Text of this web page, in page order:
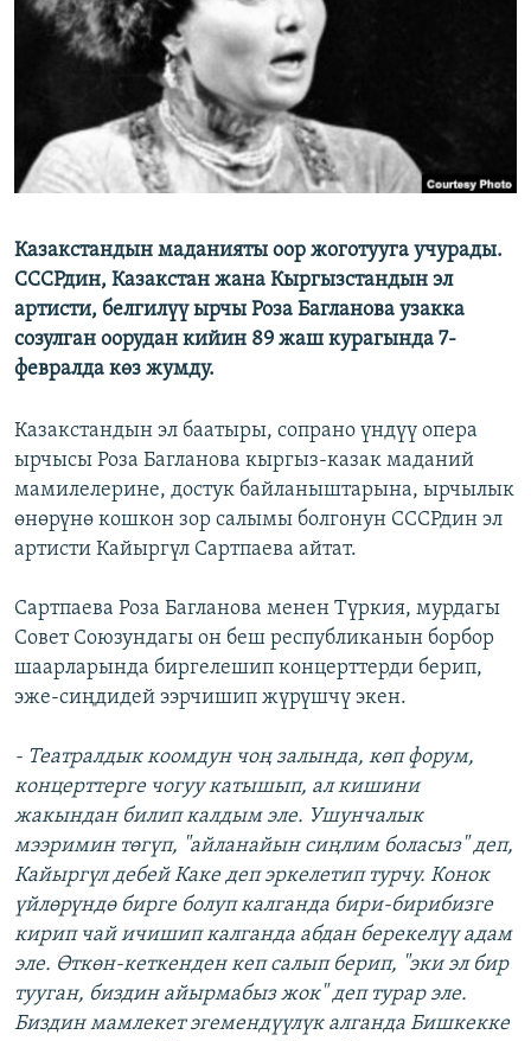
АЗАТТЫК+
ЫҢГАЙСЫЗ СУРООЛОР
ЭЕ/АРнун бардык сайттары
Казакстандын маданияты оор жоготууга учурады.
СССРдин, Казакстан жана Кыргызстандын эл
артисти, белгилүү ырчы Роза Багланова узакка
созулган оорудан кийин 89 жаш курагында 7-
февралда көз жумду.
Казакстандын эл баатыры, сопрано үндүү опера
ырчысы Роза Багланова кыргыз-казак маданий
мамилелерине, достук байланыштарына, ырчылык
өнөрүнө кошкон зор салымы болгонун СССРдин эл
артисти Кайыргүл Сартпаева айтат.
Сартпаева Роза Багланова менен Түркия, мурдагы
Совет Союзундагы он беш республиканын борбор
шаарларында биргелешип концерттерди берип,
эже-сиңдидей ээрчишип жүрүшчү экен.
- Театралдык коомдун чоң залында, көп форум,
концерттерге чогуу катышып, ал кишини
жакындан билип калдым эле. Ушунчалык
мээримин төгүп, "айланайын сиңлим боласыз" деп,
Кайыргүл дебей Каке деп эркелетип турчу. Конок
үйлөрүндө бирге болуп калганда бири-бирибизге
кирип чай ичишип калганда абдан берекелүү адам
эле. Өткөн-кеткенден кеп салып берип, "эки эл бир
тууган, биздин айырмабыз жок" деп турар эле.
Биздин мамлекет эгемендүүлүк алганда Бишкекке